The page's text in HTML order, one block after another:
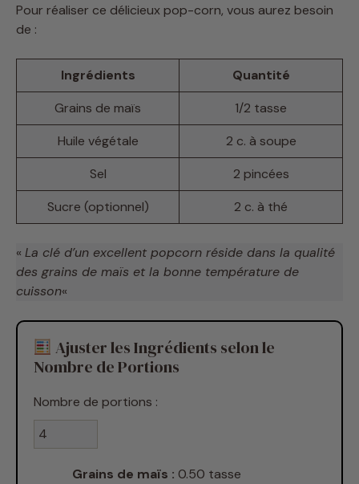
Pour réaliser ce délicieux pop-corn, vous aurez besoin
de :
Ingrédients
Quantité
Grains de maïs
1/2 tasse
Huile végétale
2 c. à soupe
Sel
2 pincées
Sucre (optionnel)
2 c. à thé
« La clé d’un excellent popcorn réside dans la qualité
des grains de maïs et la bonne température de
cuisson«
Ajuster les Ingrédients selon le
Nombre de Portions
Nombre de portions :
Grains de maïs : 0.50 tasse